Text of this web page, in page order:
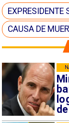
EXPRESIDENTE
CAUSA DE